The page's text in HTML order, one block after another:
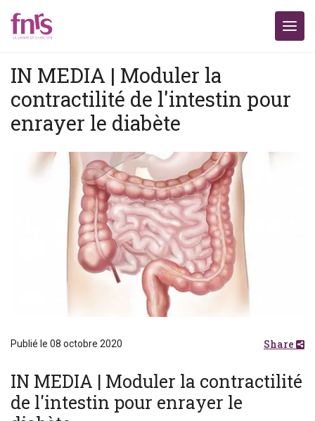
IN MEDIA | Moduler la
contractilité de l'intestin pour
enrayer le diabète
Publié le 08 octobre 2020 Share
IN MEDIA | Moduler la contractilité
de l'intestin pour enrayer le